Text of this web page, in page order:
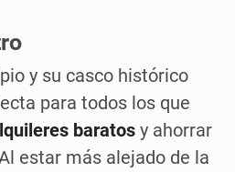
y su casco histórico
para todos los que
baratos y ahorrar
estar más alejado de la